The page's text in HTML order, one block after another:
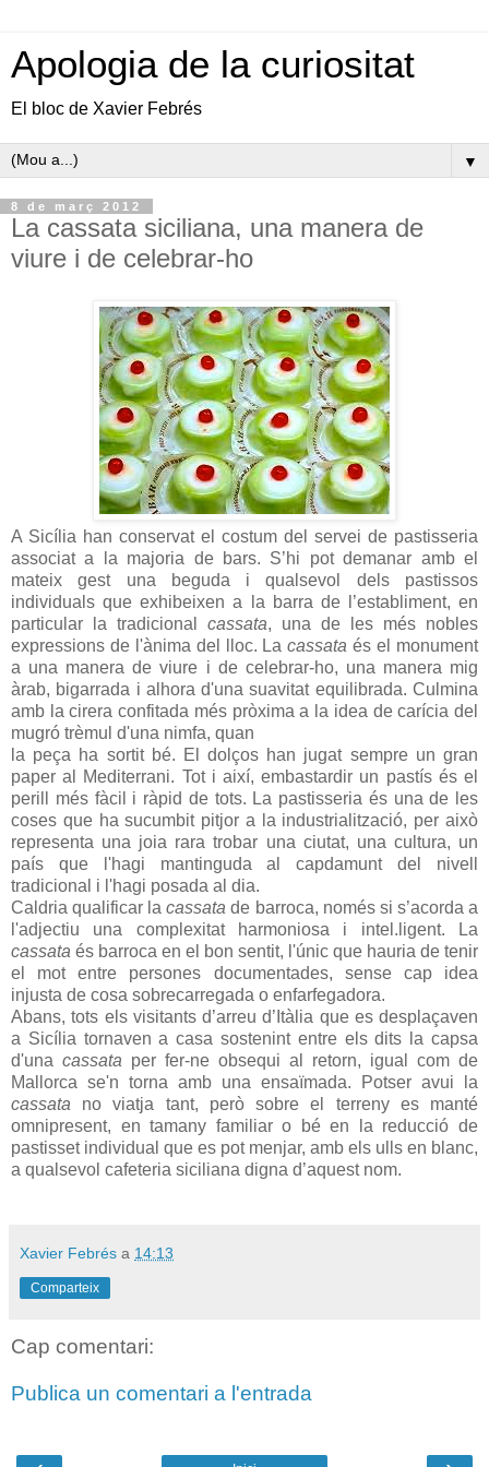
Apologia de la curiositat
El bloc de Xavier Febrés
▼
8 de març 2012
La cassata siciliana, una manera de
viure i de celebrar-ho
A Sicília han conservat el costum del servei de pastisseria
associat a la majoria de bars. S’hi pot demanar amb el
mateix gest una beguda i qualsevol dels pastissos
individuals que exhibeixen a la barra de l’establiment, en
particular la tradicional cassata, una de les més nobles
expressions de l'ànima del lloc. Lacassata és el monument
a una manera de viure i de celebrar-ho, una manera mig
àrab, bigarrada i alhora d'una suavitat equilibrada. Culmina
amb la cirera confitada més pròxima a la idea de carícia del
mugró trèmul d'una nimfa, quan
la peça ha sortit bé. El dolços han jugat sempre un gran
paper al Mediterrani. Tot i així, embastardir un pastís és el
perill més fàcil i ràpid de tots. La pastisseria és una de les
coses que ha sucumbit pitjor a la industrialització, per això
representa una joia rara trobar una ciutat, una cultura, un
país que l'hagi mantinguda al capdamunt del nivell
tradicional i l'hagi posada al dia.
Caldria qualificar lacassatade barroca, només si s’acorda a
l'adjectiu una complexitat harmoniosa i intel.ligent. La
cassata és barroca en el bon sentit, l'únic que hauria de tenir
el mot entre persones documentades, sense cap idea
injusta de cosa sobrecarregada o enfarfegadora.
Abans, tots els visitants d’arreu d’Itàlia que es desplaçaven
a Sicília tornaven a casa sostenint entre els dits la capsa
d'una cassata per fer-ne obsequi al retorn, igual com de
Mallorca se'n torna amb una ensaïmada. Potser avui la
cassata no viatja tant, però sobre el terreny es manté
omnipresent, en tamany familiar o bé en la reducció de
pastisset individual que es pot menjar, amb els ulls en blanc,
a qualsevol cafeteria siciliana digna d’aquest nom.
Xavier Febrés a 14:13
Comparteix
Cap comentari:
Publica un comentari a l'entrada